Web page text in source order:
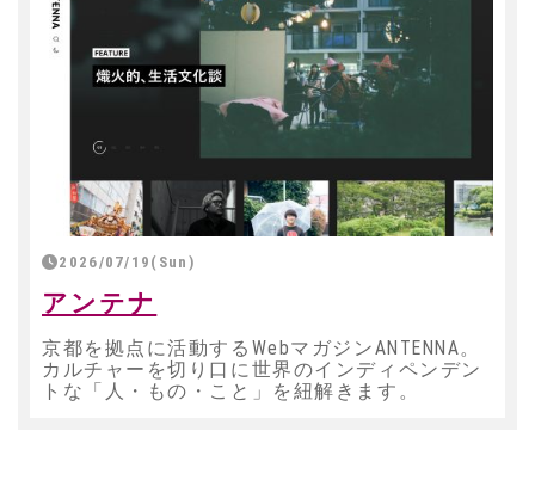
2026/07/19(Sun)
アンテナ
京都を拠点に活動するWebマガジンANTENNA。
カルチャーを切り口に世界のインディペンデン
トな「人・もの・こと」を紐解きます。